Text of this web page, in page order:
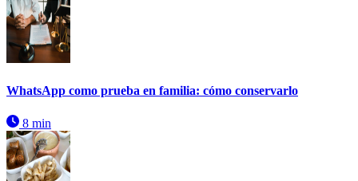
WhatsApp como prueba en familia: cómo conservarlo
8 min